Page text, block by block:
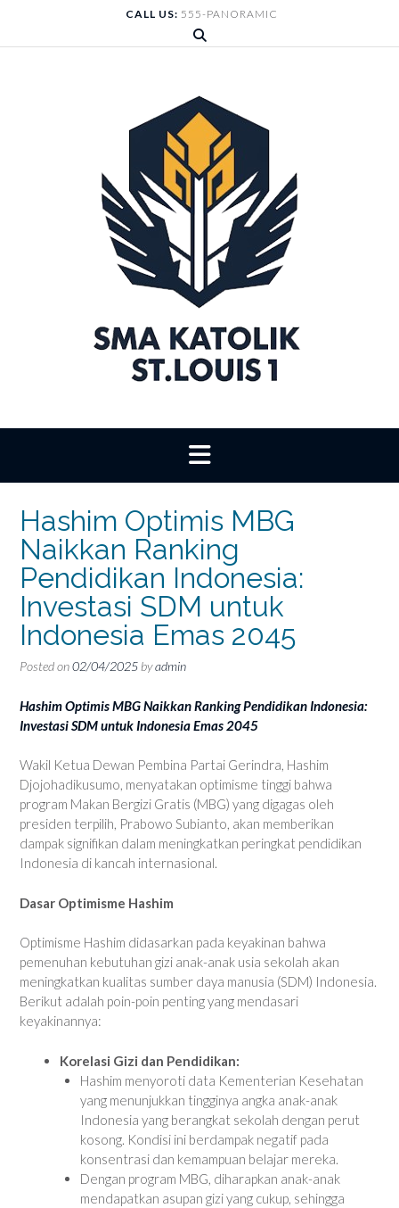
content
CALL US: 555-PANORAMIC
Hashim Optimis MBG
Naikkan Ranking
Pendidikan Indonesia:
Investasi SDM untuk
Indonesia Emas 2045
Posted on02/04/2025 byadmin
Hashim Optimis MBG Naikkan Ranking Pendidikan Indonesia:
Investasi SDM untuk Indonesia Emas 2045
Wakil Ketua Dewan Pembina Partai Gerindra, Hashim
Djojohadikusumo, menyatakan optimisme tinggi bahwa
program Makan Bergizi Gratis (MBG) yang digagas oleh
presiden terpilih, Prabowo Subianto, akan memberikan
dampak signifikan dalam meningkatkan peringkat pendidikan
Indonesia di kancah internasional.
Dasar Optimisme Hashim
Optimisme Hashim didasarkan pada keyakinan bahwa
pemenuhan kebutuhan gizi anak-anak usia sekolah akan
meningkatkan kualitas sumber daya manusia (SDM) Indonesia.
Berikut adalah poin-poin penting yang mendasari
keyakinannya:
Korelasi Gizi dan Pendidikan:
Hashim menyoroti data Kementerian Kesehatan
yang menunjukkan tingginya angka anak-anak
Indonesia yang berangkat sekolah dengan perut
kosong. Kondisi ini berdampak negatif pada
konsentrasi dan kemampuan belajar mereka.
Dengan program MBG, diharapkan anak-anak
mendapatkan asupan gizi yang cukup, sehingga